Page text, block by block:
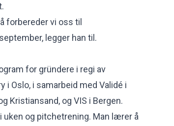
forbereder vi oss til
legger han til.
for gründere i regi av
i Oslo, i samarbeid med Validé i
Kristiansand, og VIS i Bergen.
uken og pitchetrening. Man lærer å